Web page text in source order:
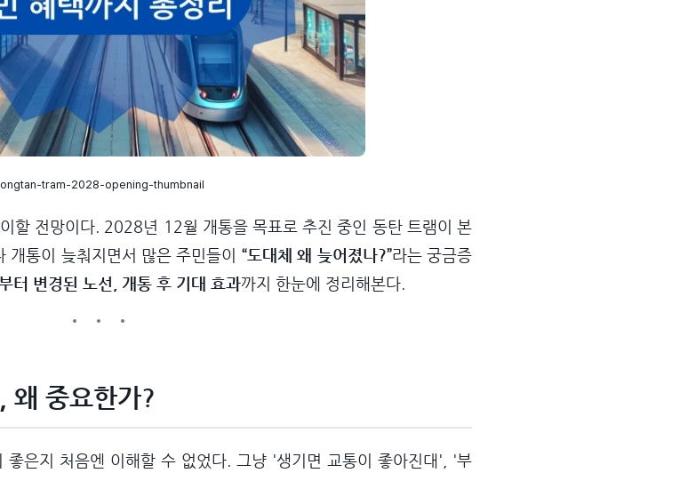
tram-2028-opening-thumbnail
할 전망이다. 2028년 12월 개통을 목표로 추진 중인 동탄 트램이 본
통이 늦춰지면서 많은 주민들이 “도대체 왜 늦어졌나?”라는 궁금증
터 변경된 노선, 개통 후 기대 효과까지 한눈에 정리해본다.
중요한가?
은지 처음엔 이해할 수 없었다. 그냥 '생기면 교통이 좋아진대', '부